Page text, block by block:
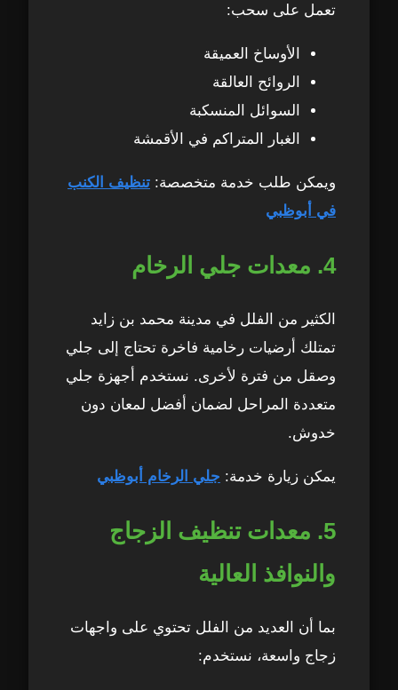
تعمل على سحب:
الأوساخ العميقة
الروائح العالقة
السوائل المنسكبة
الغبار المتراكم في الأقمشة
ويمكن طلب خدمة متخصصة: تنظيف الكنب
في أبوظبي
4. معدات جلي الرخام
الكثير من الفلل في مدينة محمد بن زايد
تمتلك أرضيات رخامية فاخرة تحتاج إلى جلي
وصقل من فترة لأخرى. نستخدم أجهزة جلي
متعددة المراحل لضمان أفضل لمعان دون
خدوش.
يمكن زيارة خدمة: جلي الرخام أبوظبي
5. معدات تنظيف الزجاج
والنوافذ العالية
بما أن العديد من الفلل تحتوي على واجهات
زجاج واسعة، نستخدم: